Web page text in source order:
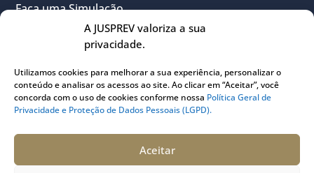
A JUSPREV valoriza a sua
privacidade.
Utilizamos cookies para melhorar a sua experiência, personalizar o
conteúdo e analisar os acessos ao site. Ao clicar em “Aceitar”, você
concorda com o uso de cookies conforme nossa Política Geral de
Privacidade e Proteção de Dados Pessoais (LGPD).
Aceitar
Faça uma Simulação
Sou Participante
Sou Instituidora
Conheça o PLANJUS
Quem pode participar